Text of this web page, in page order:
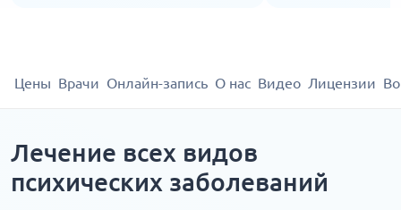
Цены Врачи Онлайн-запись О нас Видео Лицензии
Лечение всех видов
психических заболеваний